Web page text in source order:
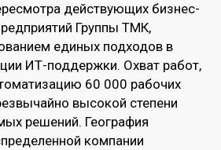
действующих бизнес-
Группы ТМК,
единых подходов в
ИТ-поддержки. Охват работ,
60 000 рабочих
высокой степени
решений. География
компании